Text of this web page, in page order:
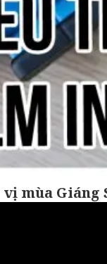
mùa Giáng